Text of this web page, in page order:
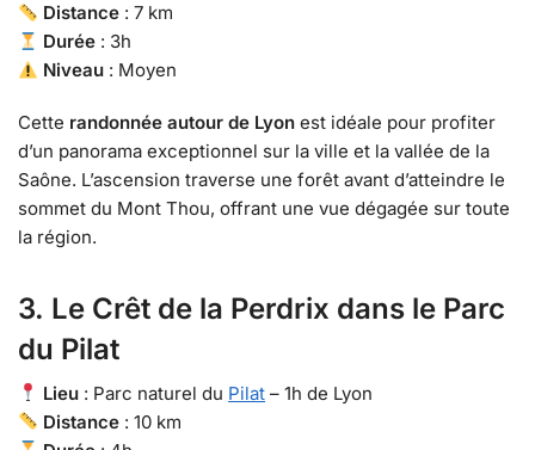
Distance : 7 km
Durée : 3h
Niveau : Moyen
Cette randonnée autour de Lyon est idéale pour profiter
d’un panorama exceptionnel sur la ville et la vallée de la
Saône. L’ascension traverse une forêt avant d’atteindre le
sommet du Mont Thou, offrant une vue dégagée sur toute
la région.
3. Le Crêt de la Perdrix dans le Parc
du Pilat
Lieu : Parc naturel du Pilat – 1h de Lyon
Distance : 10 km